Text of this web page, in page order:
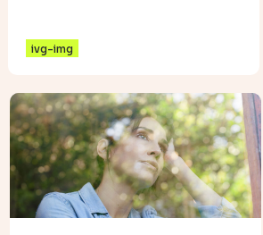
ivg-img